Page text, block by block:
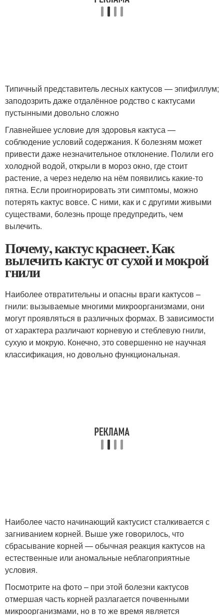
Типичный представитель лесных кактусов — эпифиллум;
заподозрить даже отдалённое родство с кактусами
пустынными довольно сложно
Главнейшее условие для здоровья кактуса —
соблюдение условий содержания. К болезням может
привести даже незначительное отклонение. Полили его
холодной водой, открыли в мороз окно, где стоит
растение, а через неделю на нём появились какие-то
пятна. Если проигнорировать эти симптомы, можно
потерять кактус вовсе. С ними, как и с другими живыми
существами, болезнь проще предупредить, чем
вылечить.
Почему, кактус краснеет. Как
вылечить кактус от сухой и мокрой
гнили
Наиболее отвратительны и опасны враги кактусов –
гнили: вызываемые многими микроорганизмами, они
могут проявляться в различных формах. В зависимости
от характера различают корневую и стеблевую гнили,
сухую и мокрую. Конечно, это совершенно не научная
классификация, но довольно функциональная.
Наиболее часто начинающий кактусист сталкивается с
загниванием корней. Выше уже говорилось, что
сбрасывание корней — обычная реакция кактусов на
естественные или аномальные неблагоприятные
условия.
Посмотрите на фото – при этой болезни кактусов
отмершая часть корней разлагается почвенными
микроорганизмами, но в то же время является